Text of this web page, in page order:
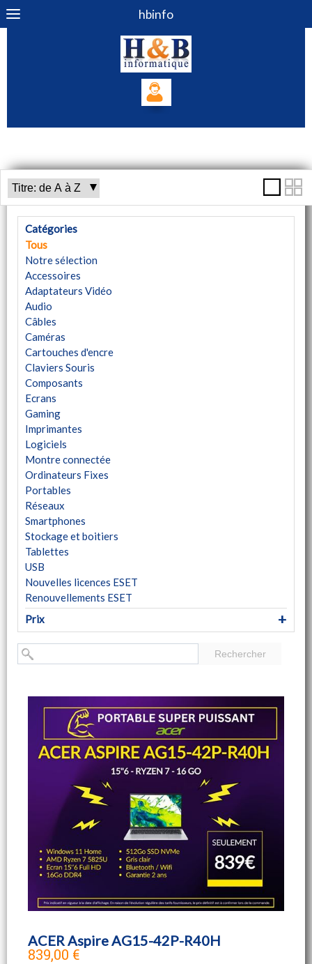
hbinfo
Catégories
Tous
Notre sélection
Accessoires
Adaptateurs Vidéo
Audio
Câbles
Caméras
Cartouches d'encre
Claviers Souris
Composants
Ecrans
Gaming
Imprimantes
Logiciels
Montre connectée
Ordinateurs Fixes
Portables
Réseaux
Smartphones
Stockage et boitiers
Tablettes
USB
Nouvelles licences ESET
Renouvellements ESET
Prix
Rechercher
ACER Aspire AG15-42P-R40H
839,00 €